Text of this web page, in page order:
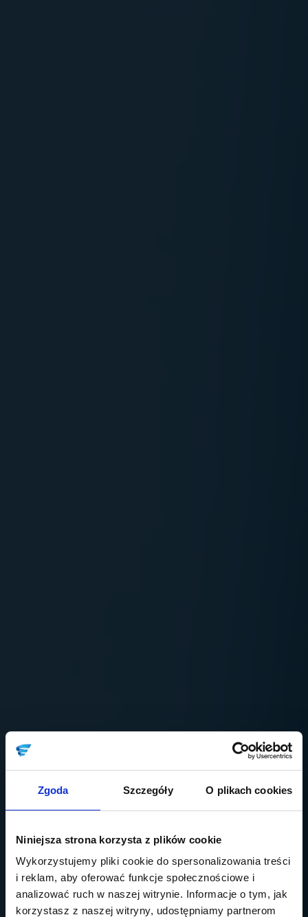
Zgoda Szczegóły O plikach cookies
Niniejsza strona korzysta z plików cookie
Wykorzystujemy pliki cookie do spersonalizowania treści
i reklam, aby oferować funkcje społecznościowe i
analizować ruch w naszej witrynie. Informacje o tym, jak
korzystasz z naszej witryny, udostępniamy partnerom